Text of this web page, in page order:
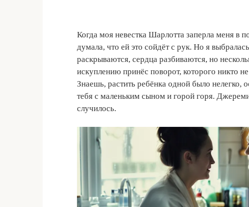
Когда моя невестка Шарлотта заперла меня в
думала, что ей это сойдёт с рук. Но я
раскрываются, сердца разбиваются, но
искуплению принёс поворот, которого никто
Знаешь, растить ребёнка одной было нелегко,
тебя с маленьким сыном и горой горя.
случилось.